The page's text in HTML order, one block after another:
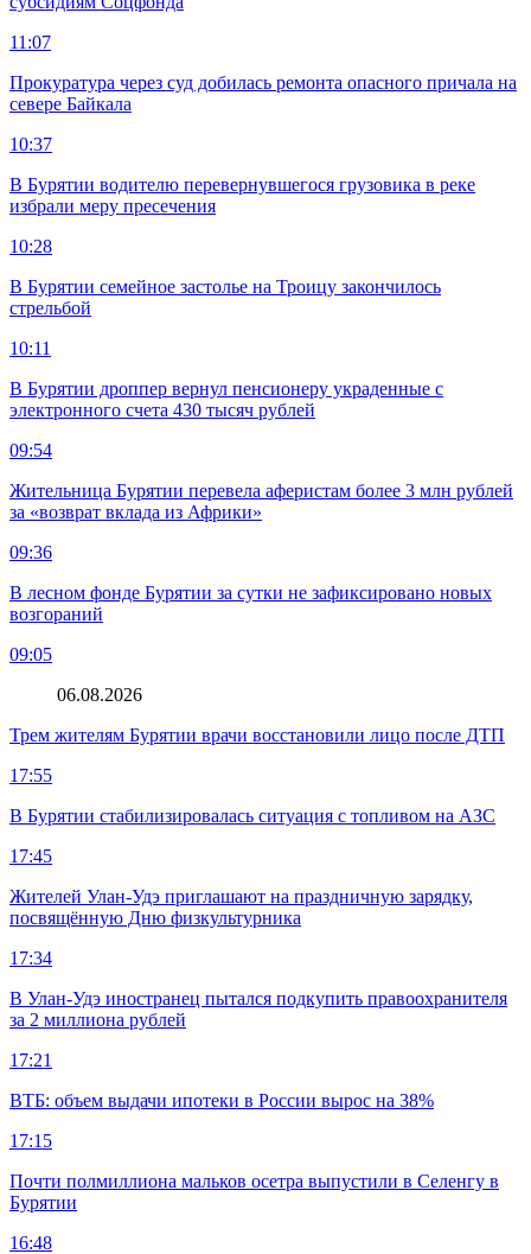
11:07
Прокуратура через суд добилась ремонта опасного причала на
севере Байкала
10:37
В Бурятии водителю перевернувшегося грузовика в реке
избрали меру пресечения
10:28
В Бурятии семейное застолье на Троицу закончилось
стрельбой
10:11
В Бурятии дроппер вернул пенсионеру украденные с
электронного счета 430 тысяч рублей
09:54
Жительница Бурятии перевела аферистам более 3 млн рублей
за «возврат вклада из Африки»
09:36
В лесном фонде Бурятии за сутки не зафиксировано новых
возгораний
09:05
06.08.2026
Трем жителям Бурятии врачи восстановили лицо после ДТП
17:55
В Бурятии стабилизировалась ситуация с топливом на АЗС
17:45
Жителей Улан-Удэ приглашают на праздничную зарядку,
посвящённую Дню физкультурника
17:34
В Улан-Удэ иностранец пытался подкупить правоохранителя
за 2 миллиона рублей
17:21
ВТБ: объем выдачи ипотеки в России вырос на 38%
17:15
Почти полмиллиона мальков осетра выпустили в Селенгу в
Бурятии
16:48